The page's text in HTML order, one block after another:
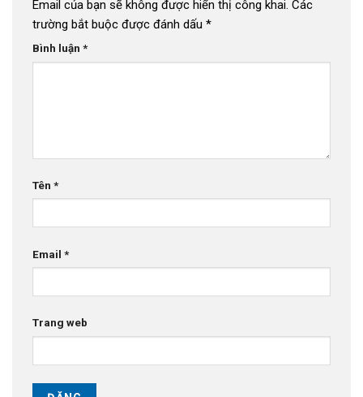
Email của bạn sẽ không được hiển thị công khai. Các
trường bắt buộc được đánh dấu *
Bình luận *
Tên *
Email *
Trang web